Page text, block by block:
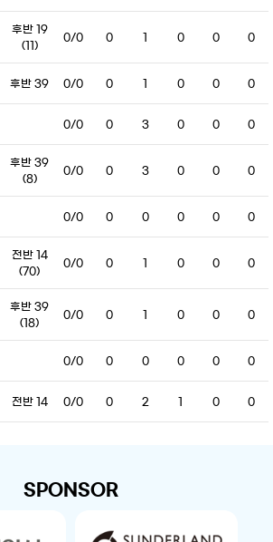
후반 19
(11)
0/0 0 1 0 0 0
후반 39 0/0 0 1 0 0 0
0/0 0 3 0 0 0
후반 39
(8)
0/0 0 3 0 0 0
0/0 0 0 0 0 0
전반 14
(70)
0/0 0 1 0 0 0
후반 39
(18)
0/0 0 1 0 0 0
0/0 0 0 0 0 0
전반 14 0/0 0 2 1 0 0
SPONSOR